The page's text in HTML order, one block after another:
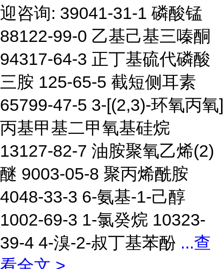
迎咨询: 39041-31-1 磷酸锰
88122-99-0 乙基己基三嗪酮
94317-64-3 正丁基硫代磷酸
三胺 125-65-5 截短侧耳素
65799-47-5 3-[(2,3)-环氧丙氧]
丙基甲基二甲氧基硅烷
13127-82-7 油胺聚氧乙烯(2)
醚 9003-05-8 聚丙烯酰胺
4048-33-3 6-氨基-1-己醇
1002-69-3 1-氯癸烷 10323-
39-4 4-溴-2-叔丁基苯酚 ...查